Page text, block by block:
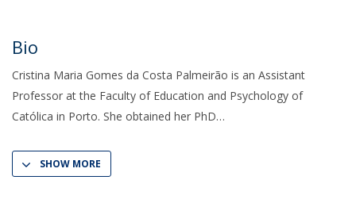
Bio
Cristina Maria Gomes da Costa Palmeirão is an Assistant
Professor at the Faculty of Education and Psychology of
Católica in Porto. She obtained her PhD
SHOW MORE